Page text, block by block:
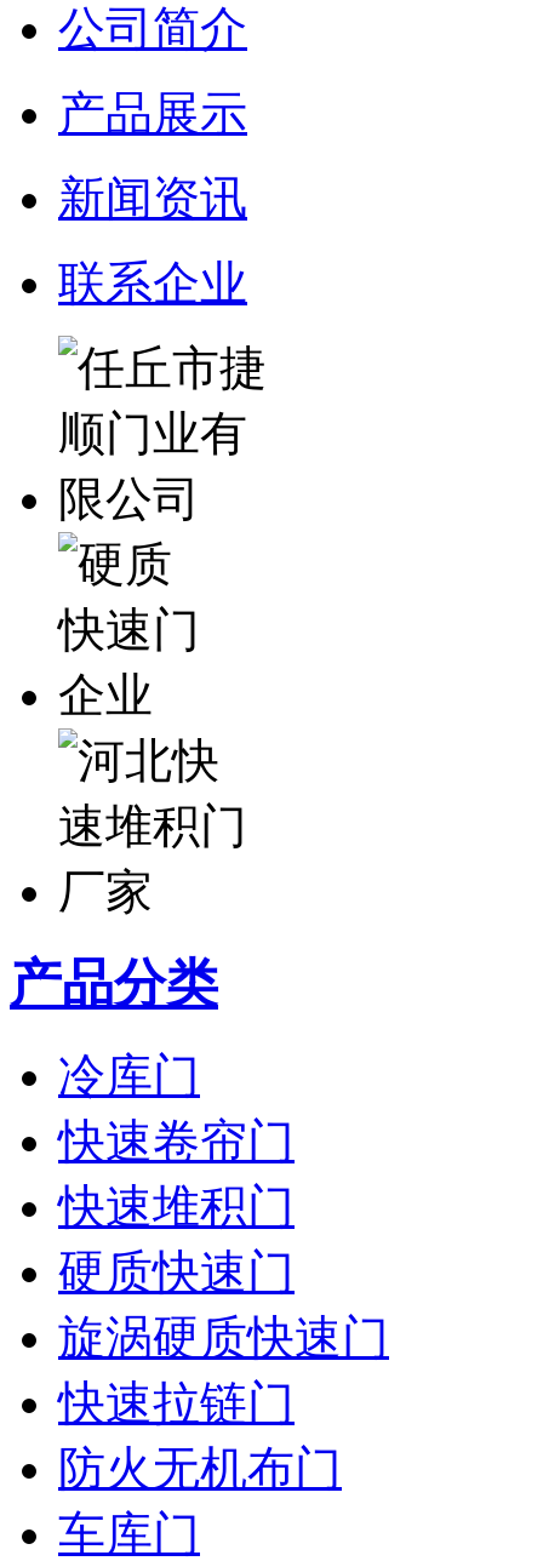
公司简介
产品展示
新闻资讯
联系企业
产品分类
冷库门
快速卷帘门
快速堆积门
硬质快速门
旋涡硬质快速门
快速拉链门
防火无机布门
车库门